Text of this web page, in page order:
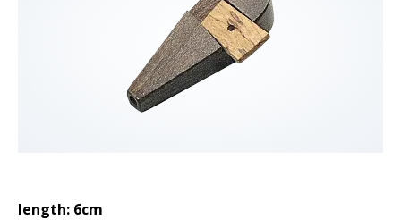
length: 6cm